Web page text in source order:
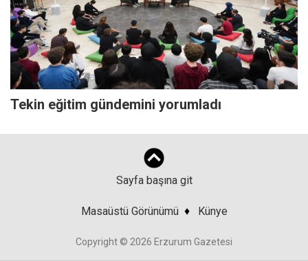
Tekin eğitim gündemini yorumladı
Sayfa başına git
Masaüstü Görünümü ♦ Künye
Copyright © 2026 Erzurum Gazetesi